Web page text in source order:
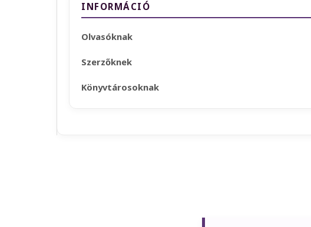
INFORMÁCIÓ
Olvasóknak
Szerzőknek
Könyvtárosoknak